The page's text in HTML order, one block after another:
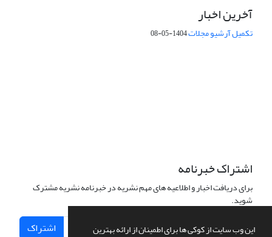
این وب سایت از کوکی ها برای اطمینان از ارائه بهترین
آخرین اخبار
تکمیل آرشیو مجلات1404-05-08
اشتراک خبرنامه
برای دریافت اخبار و اطلاعیه های مهم نشریه در خبرنامه نشریه مشترک
شوید.
اشتراک